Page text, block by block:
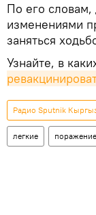
По его
изменениями
заняться
Узнайте, в
Радио Sputnik
легкие поражение